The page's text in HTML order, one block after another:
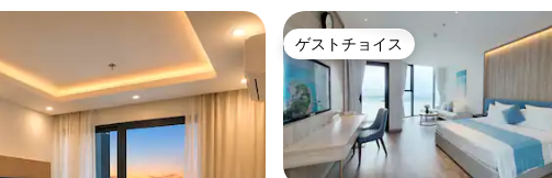
ゲストチョイス
ゲストチョイス